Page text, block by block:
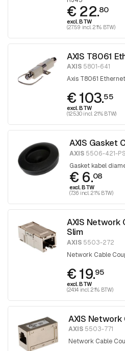
€ 22.80
excl. BTW
(27.59 incl. 21% BTW)
AXIS T8061
AXIS 5801-641
Axis T8061
€ 103.55
excl. BTW
(125.30 incl. 21% BTW)
AXIS Gasket
AXIS5506-421-PS
Gasket kabel
€ 6.08
excl. BTW
(7.36 incl. 21% BTW)
AXIS Network
Slim
AXIS 5503-272
Network Cable
€ 19.95
excl. BTW
(24.14 incl. 21% BTW)
AXIS Network
AXIS 5503-771
Network Cable